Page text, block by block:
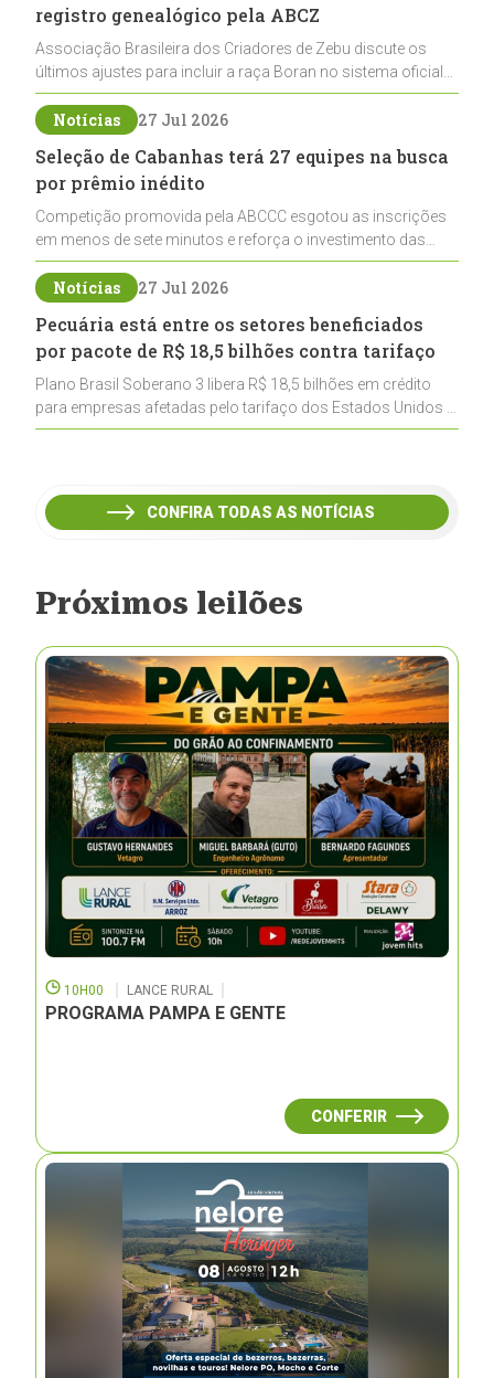
registro genealógico pela ABCZ
Associação Brasileira dos Criadores de Zebu discute os
últimos ajustes para incluir a raça Boran no sistema oficial
de registros, abrindo caminho para sua expansão na
pecuária nacional
Notícias 27 Jul 2026
Seleção de Cabanhas terá 27 equipes na busca
por prêmio inédito
Competição promovida pela ABCCC esgotou as inscrições
em menos de sete minutos e reforça o investimento das
cabanhas na seleção genética de Cavalos Crioulos voltados
ao laço
Notícias 27 Jul 2026
Pecuária está entre os setores beneficiados
por pacote de R$ 18,5 bilhões contra tarifaço
Plano Brasil Soberano 3 libera R$ 18,5 bilhões em crédito
para empresas afetadas pelo tarifaço dos Estados Unidos e
inclui a pecuária entre os setores estratégicos
CONFIRA TODAS AS NOTÍCIAS
Próximos leilões
10H00 LANCE RURAL
PROGRAMA PAMPA E GENTE
CONFERIR